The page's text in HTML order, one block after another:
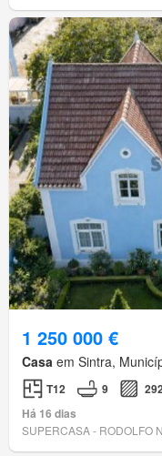
1 250 000 €
Casa em Sintra,
T12 9
Há 16 dias
SUPERCASA - RODOLFO